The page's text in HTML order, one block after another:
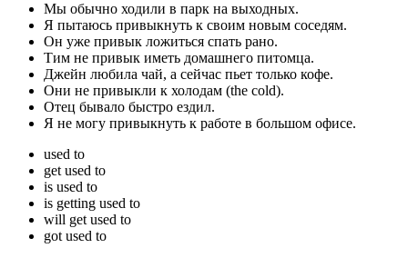
Мы обычно ходили в парк на выходных.
Я пытаюсь привыкнуть к своим новым соседям.
Он уже привык ложиться спать рано.
Тим не привык иметь домашнего питомца.
Джейн любила чай, а сейчас пьет только кофе.
Они не привыкли к холодам (the cold).
Отец бывало быстро ездил.
Я не могу привыкнуть к работе в большом офисе.
used to
get used to
is used to
is getting used to
will get used to
got used to